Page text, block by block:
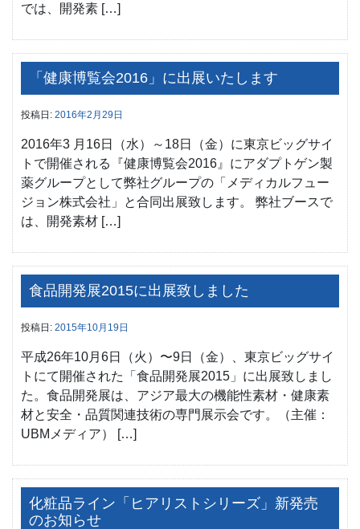
では、開発素 […]
「健康博覧会2016」に出展いたします
投稿日: 2016年2月29日
2016年3 月16日（水）～18日（金）に東京ビッグサイ
トで開催される『健康博覧会2016』にアダプトゲン製
薬グループとして弊社グループの「メディカルフュー
ジョン株式会社」と合同出展致します。 弊社ブースで
は、開発素材 […]
食品開発展2015に出展致しました
投稿日: 2015年10月19日
平成26年10月6日（火）〜9日（金）、東京ビッグサイ
トにて開催された「食品開発展2015」に出展致しまし
た。食品開発展は、アジア最大の機能性素材・健康素
材と安全・品質関連技術の専門展示会です。（主催：
UBMメディア） […]
化粧品ライン「ヒアリストシリーズ」新発売
のお知らせ